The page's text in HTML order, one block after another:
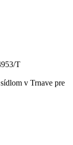
T
v Trnave pre